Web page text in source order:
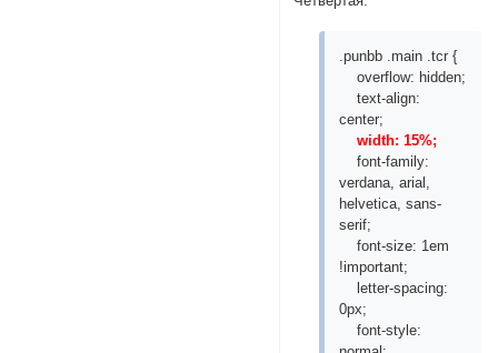
.punbb .main .tcr {
overflow: hidden;
text-align:
center;
width: 15%;
font-family:
verdana, arial,
helvetica, sans-
serif;
font-size: 1em
!important;
letter-spacing:
0px;
font-style: